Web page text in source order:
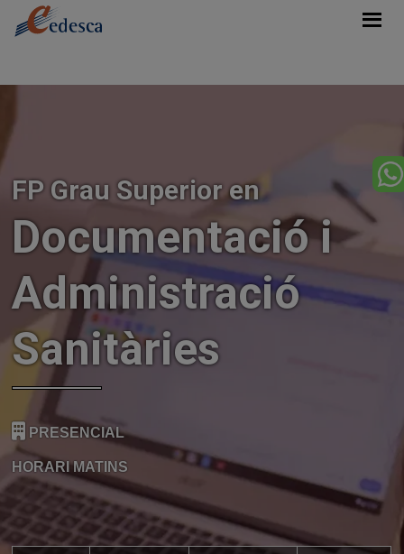
FP Grau Superior en
Documentació i
Administració
Sanitàries
PRESENCIAL
HORARI MATINS